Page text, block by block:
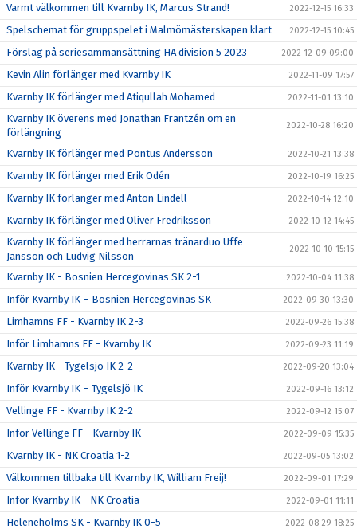
Varmt välkommen till Kvarnby IK, Marcus Strand! 2022-12-15 16:33
Spelschemat för gruppspelet i Malmömästerskapen klart 2022-12-15 10:45
Förslag på seriesammansättning HA division 5 2023 2022-12-09 09:00
Kevin Alin förlänger med Kvarnby IK 2022-11-09 17:57
Kvarnby IK förlänger med Atiqullah Mohamed 2022-11-01 13:10
Kvarnby IK överens med Jonathan Frantzén om en
förlängning
2022-10-28 16:20
Kvarnby IK förlänger med Pontus Andersson 2022-10-21 13:38
Kvarnby IK förlänger med Erik Odén 2022-10-19 16:25
Kvarnby IK förlänger med Anton Lindell 2022-10-14 12:10
Kvarnby IK förlänger med Oliver Fredriksson 2022-10-12 14:45
Kvarnby IK förlänger med herrarnas tränarduo Uffe
Jansson och Ludvig Nilsson
2022-10-10 15:15
Kvarnby IK - Bosnien Hercegovinas SK 2-1 2022-10-04 11:38
Inför Kvarnby IK – Bosnien Hercegovinas SK 2022-09-30 13:30
Limhamns FF - Kvarnby IK 2-3 2022-09-26 15:38
Inför Limhamns FF - Kvarnby IK 2022-09-23 11:19
Kvarnby IK - Tygelsjö IK 2-2 2022-09-20 13:04
Inför Kvarnby IK – Tygelsjö IK 2022-09-16 13:12
Vellinge FF - Kvarnby IK 2-2 2022-09-12 15:07
Inför Vellinge FF - Kvarnby IK 2022-09-09 15:35
Kvarnby IK - NK Croatia 1-2 2022-09-05 13:02
Välkommen tillbaka till Kvarnby IK, William Freij! 2022-09-01 17:29
Inför Kvarnby IK - NK Croatia 2022-09-01 11:11
Heleneholms SK - Kvarnby IK 0-5 2022-08-29 18:25